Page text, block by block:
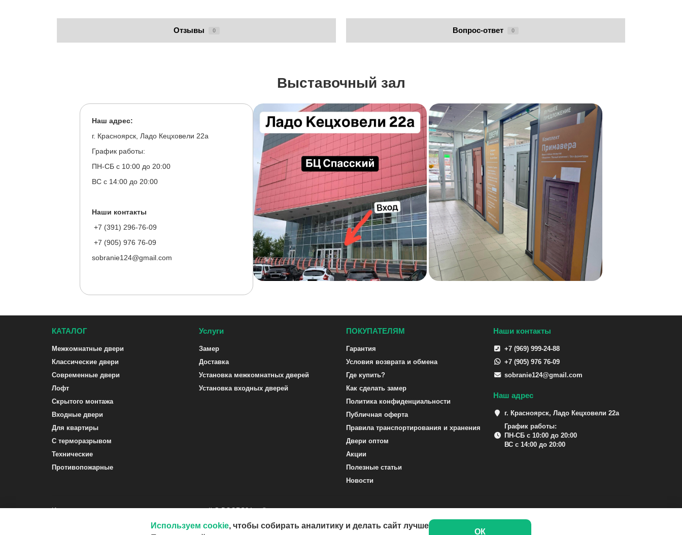
Отзывы 0 Вопрос-ответ 0
Выставочный зал
Наш адрес:
г. Красноярск, Ладо Кецховели 22а
График работы:
ПН-СБ с 10:00 до 20:00
ВС с 14:00 до 20:00
Наши контакты
+7 (391) 296-76-09
+7 (905) 976 76-09
sobranie124@gmail.com
КАТАЛОГ
Межкомнатные двери
Классические двери
Современные двери
Лофт
Скрытого монтажа
Входные двери
Для квартиры
С терморазрывом
Технические
Противопожарные
Услуги
Замер
Доставка
Установка межкомнатных дверей
Установка входных дверей
ПОКУПАТЕЛЯМ
Гарантия
Условия возврата и обмена
Где купить?
Как сделать замер
Политика конфиденциальности
Публичная оферта
Правила транспортирования и хранения
Двери оптом
Акции
Полезные статьи
Новости
Наши контакты
+7 (969) 999-24-88
+7 (905) 976 76-09
sobranie124@gmail.com
Наш адрес
г. Красноярск, Ладо Кецховели 22а
График работы:
ПН-СБ с 10:00 до 20:00
ВС с 14:00 до 20:00
Интернет-магазин межкомнатных и входных дверей G-DOORS24.ru ©
Используем cookie, чтобы собирать аналитику и делать сайт лучше
ОК